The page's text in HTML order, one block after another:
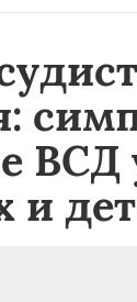
ВСД
и